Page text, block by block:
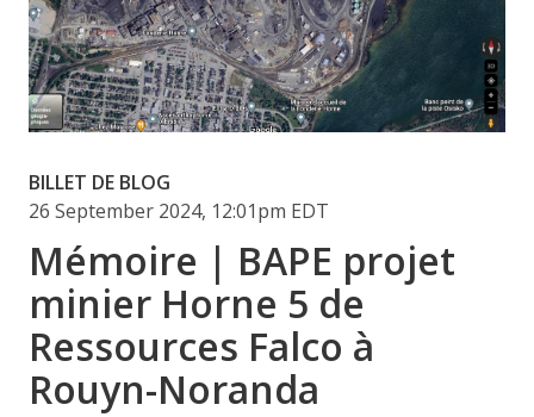
BILLET DE BLOG
26 September 2024, 12:01pm EDT
Mémoire | BAPE projet
minier Horne 5 de
Ressources Falco à
Rouyn-Noranda